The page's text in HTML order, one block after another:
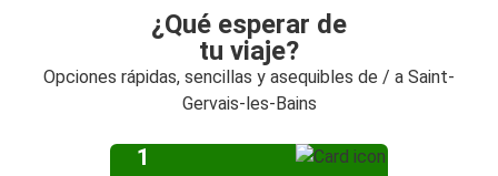
¿Qué esperar de
tu viaje?
Opciones rápidas, sencillas y asequibles de / a Saint-
Gervais-les-Bains
1